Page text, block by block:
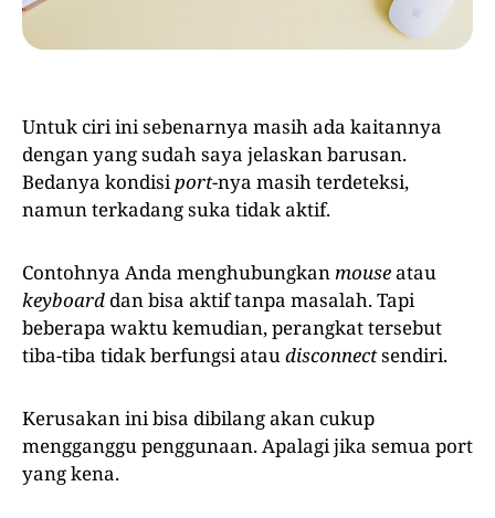
Untuk ciri ini sebenarnya masih ada kaitannya
dengan yang sudah saya jelaskan barusan.
Bedanya kondisiport­-nya masih terdeteksi,
namun terkadang suka tidak aktif.
Contohnya Anda menghubungkanmouseatau
keyboard dan bisa aktif tanpa masalah. Tapi
beberapa waktu kemudian, perangkat tersebut
tiba-tiba tidak berfungsi ataudisconnectsendiri.
Kerusakan ini bisa dibilang akan cukup
mengganggu penggunaan. Apalagi jika semua port
yang kena.